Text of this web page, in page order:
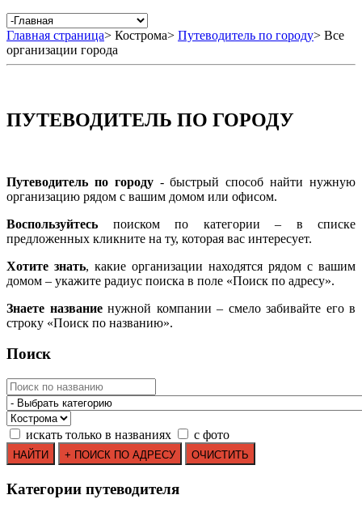
Главная страница> Кострома> Путеводитель по городу> Все
организации города
ПУТЕВОДИТЕЛЬ ПО ГОРОДУ
Путеводитель по городу- быстрый способ найти нужную
организацию рядом с вашим домом или офисом.
Воспользуйтесь поиском по категории – в списке
предложенных кликните на ту, которая вас интересует.
Хотите знать, какие организации находятся рядом с вашим
домом – укажите радиус поиска в поле «Поиск по адресу».
Знаете названиенужной компании – смело забивайте его в
строку «Поиск по названию».
Поиск
искать только в названиях с фото
Категории путеводителя